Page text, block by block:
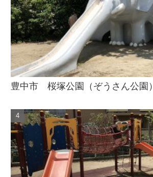
豊中市 桜塚公園（ぞうさん公園）